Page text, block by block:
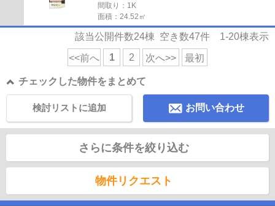
間取り：1K
面積：24.52㎡
該当公開件数24棟 空き数47件 1-20棟表示
<<前へ 1 2 次へ>> 最初
チェックした物件をまとめて
お問い合わせ
検討リストに追加
さらに条件を絞り込む
物件リクエスト